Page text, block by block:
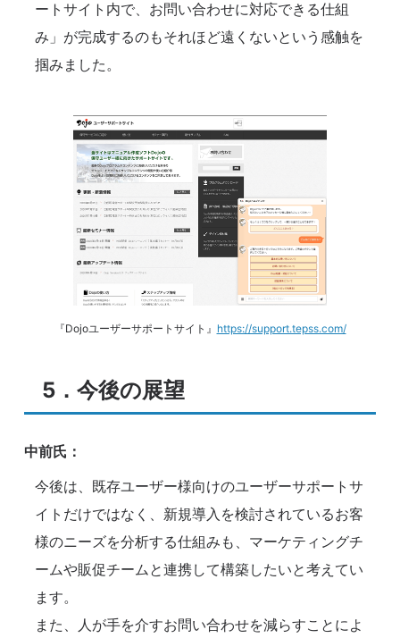
ートサイト内で、お問い合わせに対応できる仕組
み」が完成するのもそれほど遠くないという感触を
掴みました。
『Dojoユーザーサポートサイト』 https://support.tepss.com/
5．今後の展望
中前氏：
今後は、既存ユーザー様向けのユーザーサポートサ
イトだけではなく、新規導入を検討されているお客
様のニーズを分析する仕組みも、マーケティングチ
ームや販促チームと連携して構築したいと考えてい
ます。
また、人が手を介すお問い合わせを減らすことによ